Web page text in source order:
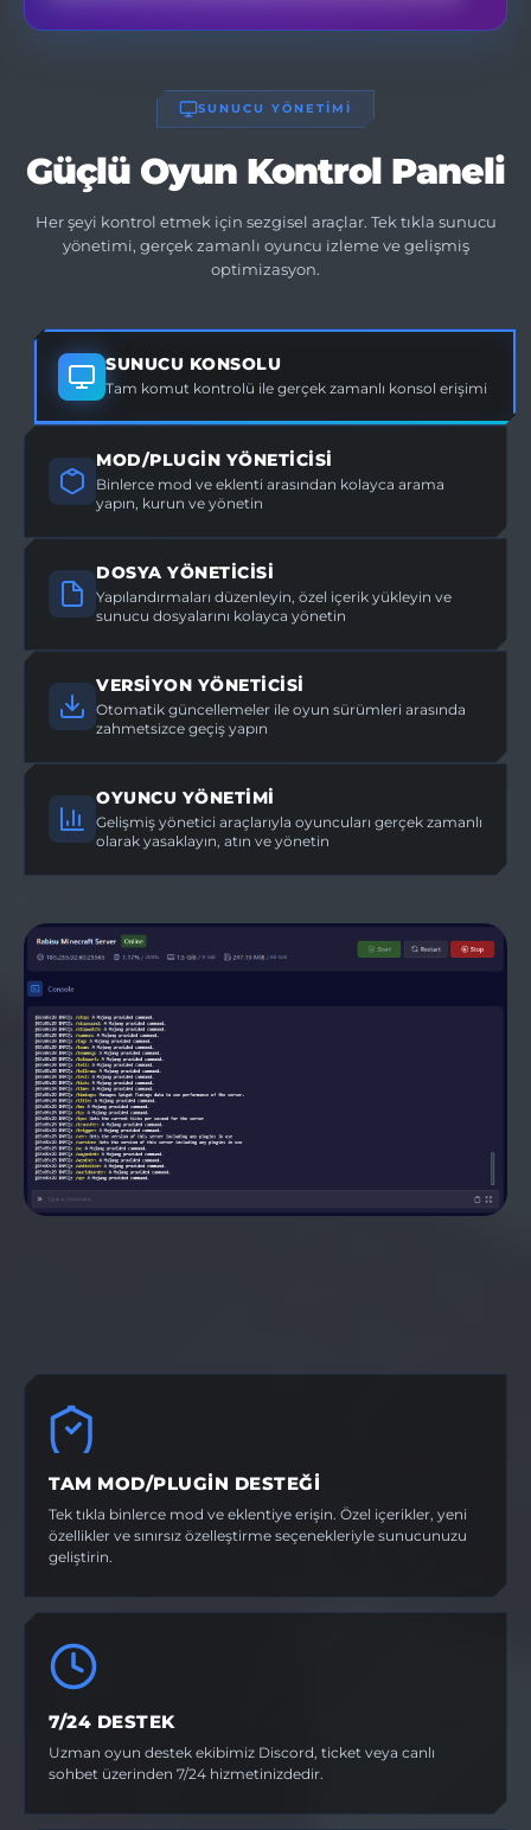
SUNUCU YÖNETİMİ
Güçlü Oyun Kontrol Paneli
Her şeyi kontrol etmek için sezgisel araçlar. Tek tıkla sunucu
yönetimi, gerçek zamanlı oyuncu izleme ve gelişmiş
optimizasyon.
SUNUCU KONSOLU
Tam komut kontrolü ile gerçek zamanlı konsol erişimi
MOD/PLUGIN YÖNETICISI
Binlerce mod ve eklenti arasından kolayca arama
yapın, kurun ve yönetin
DOSYA YÖNETICISI
Yapılandırmaları düzenleyin, özel içerik yükleyin ve
sunucu dosyalarını kolayca yönetin
VERSIYON YÖNETICISI
Otomatik güncellemeler ile oyun sürümleri arasında
zahmetsizce geçiş yapın
OYUNCU YÖNETIMI
Gelişmiş yönetici araçlarıyla oyuncuları gerçek zamanlı
olarak yasaklayın, atın ve yönetin
TAM MOD/PLUGIN DESTEĞI
Tek tıkla binlerce mod ve eklentiye erişin. Özel içerikler, yeni
özellikler ve sınırsız özelleştirme seçenekleriyle sunucunuzu
geliştirin.
7/24 DESTEK
Uzman oyun destek ekibimiz Discord, ticket veya canlı
sohbet üzerinden 7/24 hizmetinizdedir.